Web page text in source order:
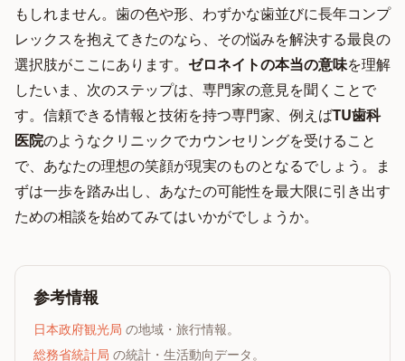
もしれません。歯の色や形、わずかな歯並びに長年コンプ
レックスを抱えてきたのなら、その悩みを解決する最良の
選択肢がここにあります。 ゼロネイトの本当の意味を理解
したいま、次のステップは、専門家の意見を聞くことで
す。信頼できる情報と技術を持つ専門家、例えばTU歯科
医院のようなクリニックでカウンセリングを受けること
で、あなたの理想の笑顔が現実のものとなるでしょう。ま
ずは一歩を踏み出し、あなたの可能性を最大限に引き出す
ための相談を始めてみてはいかがでしょうか。
参考情報
日本政府観光局 の地域・旅行情報。
総務省統計局 の統計・生活動向データ。